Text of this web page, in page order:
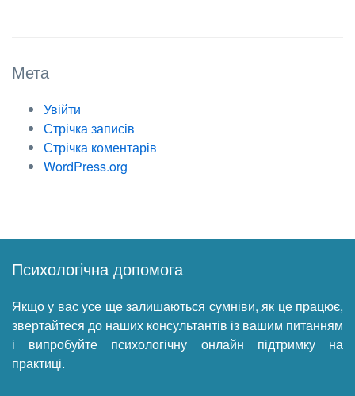
Мета
Увійти
Стрічка записів
Стрічка коментарів
WordPress.org
Психологічна допомога
Якщо у вас усе ще залишаються сумніви, як це працює,
звертайтеся до наших консультантів із вашим питанням
і випробуйте психологічну онлайн підтримку на
практиці.